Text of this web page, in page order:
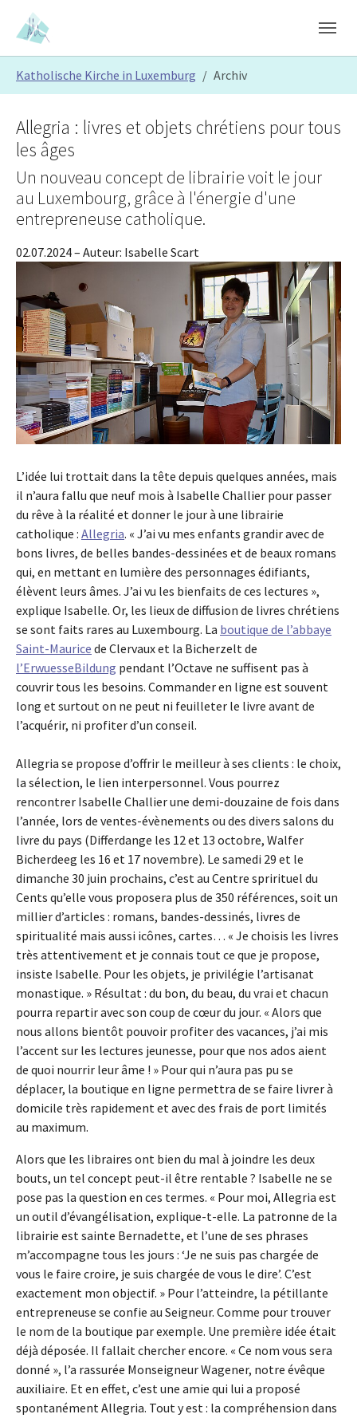
Skip to main content
Skip to page footer
Katholische Kirche in Luxemburg Archiv
Allegria : livres et objets chrétiens pour tous
les âges
Un nouveau concept de librairie voit le jour
au Luxembourg, grâce à l'énergie d'une
entrepreneuse catholique.
02.07.2024– Auteur: Isabelle Scart
L’idée lui trottait dans la tête depuis quelques années, mais
il n’aura fallu que neuf mois à Isabelle Challier pour passer
du rêve à la réalité et donner le jour à une librairie
catholique : Allegria. « J’ai vu mes enfants grandir avec de
bons livres, de belles bandes-dessinées et de beaux romans
qui, en mettant en lumière des personnages édifiants,
élèvent leurs âmes. J’ai vu les bienfaits de ces lectures »,
explique Isabelle. Or, les lieux de diffusion de livres chrétiens
se sont faits rares au Luxembourg. La boutique de l’abbaye
Saint-Maurice de Clervaux et la Bicherzelt de
l’ErwuesseBildung pendant l’Octave ne suffisent pas à
couvrir tous les besoins. Commander en ligne est souvent
long et surtout on ne peut ni feuilleter le livre avant de
l’acquérir, ni profiter d’un conseil.
Allegria se propose d’offrir le meilleur à ses clients : le choix,
la sélection, le lien interpersonnel. Vous pourrez
rencontrer Isabelle Challier une demi-douzaine de fois dans
l’année, lors de ventes-évènements ou des divers salons du
livre du pays (Differdange les 12 et 13 octobre, Walfer
Bicherdeeg les 16 et 17 novembre). Le samedi 29 et le
dimanche 30 juin prochains, c’est au Centre sprirituel du
Cents qu’elle vous proposera plus de 350 références, soit un
millier d’articles : romans, bandes-dessinés, livres de
spiritualité mais aussi icônes, cartes… « Je choisis les livres
très attentivement et je connais tout ce que je propose,
insiste Isabelle. Pour les objets, je privilégie l’artisanat
monastique. » Résultat : du bon, du beau, du vrai et chacun
pourra repartir avec son coup de cœur du jour. « Alors que
nous allons bientôt pouvoir profiter des vacances, j’ai mis
l’accent sur les lectures jeunesse, pour que nos ados aient
de quoi nourrir leur âme ! » Pour qui n’aura pas pu se
déplacer, la boutique en ligne permettra de se faire livrer à
domicile très rapidement et avec des frais de port limités
au maximum.
Alors que les libraires ont bien du mal à joindre les deux
bouts, un tel concept peut-il être rentable ? Isabelle ne se
pose pas la question en ces termes. « Pour moi, Allegria est
un outil d’évangélisation, explique-t-elle. La patronne de la
librairie est sainte Bernadette, et l’une de ses phrases
m’accompagne tous les jours : ‘Je ne suis pas chargée de
vous le faire croire, je suis chargée de vous le dire’. C’est
exactement mon objectif. » Pour l’atteindre, la pétillante
entrepreneuse se confie au Seigneur. Comme pour trouver
le nom de la boutique par exemple. Une première idée était
déjà déposée. Il fallait chercher encore. « Ce nom vous sera
donné », l’a rassurée Monseigneur Wagener, notre évêque
auxiliaire. Et en effet, c’est une amie qui lui a proposé
spontanément Allegria. Tout y est : la compréhension dans